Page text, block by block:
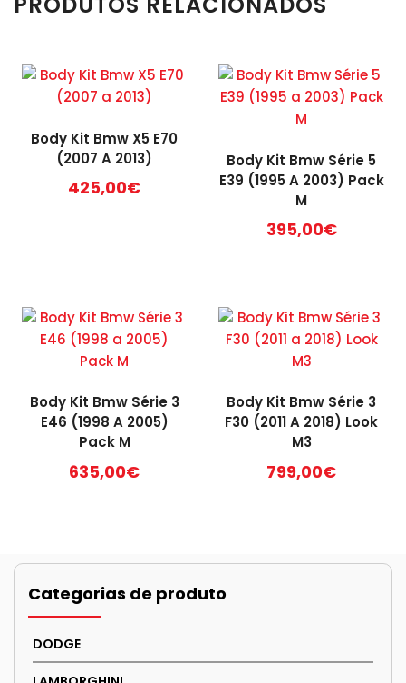
Body Kit Bmw X5 E70
(2007 A 2013)
425,00€
Body Kit Bmw Série 5
E39 (1995 A 2003) Pack
M
395,00€
Body Kit Bmw Série 3
E46 (1998 A 2005)
Pack M
635,00€
Body Kit Bmw Série 3
F30 (2011 A 2018) Look
M3
799,00€
Categorias de produto
DODGE